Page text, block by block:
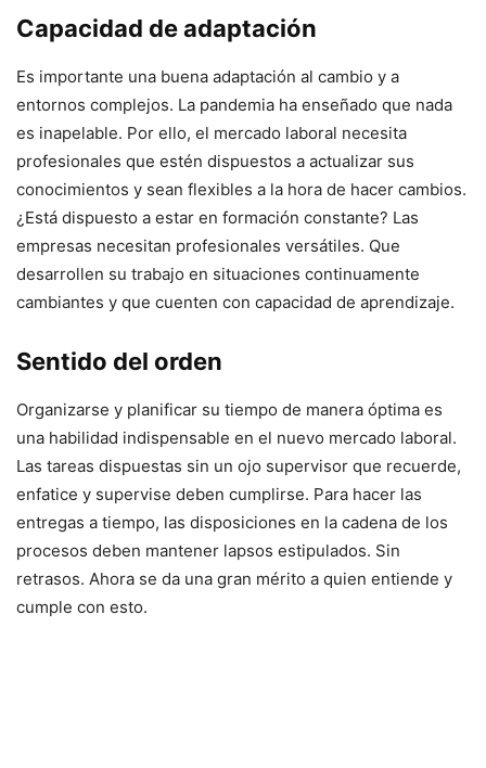
Capacidad de adaptación
Es importante una buena adaptación al cambio y a
entornos complejos. La pandemia ha enseñado que nada
es inapelable. Por ello, el mercado laboral necesita
profesionales que estén dispuestos a actualizar sus
conocimientos y sean flexibles a la hora de hacer cambios.
¿Está dispuesto a estar en formación constante? Las
empresas necesitan profesionales versátiles. Que
desarrollen su trabajo en situaciones continuamente
cambiantes y que cuenten con capacidad de aprendizaje.
Sentido del orden
Organizarse y planificar su tiempo de manera óptima es
una habilidad indispensable en el nuevo mercado laboral.
Las tareas dispuestas sin un ojo supervisor que recuerde,
enfatice y supervise deben cumplirse. Para hacer las
entregas a tiempo, las disposiciones en la cadena de los
procesos deben mantener lapsos estipulados. Sin
retrasos. Ahora se da una gran mérito a quien entiende y
cumple con esto.